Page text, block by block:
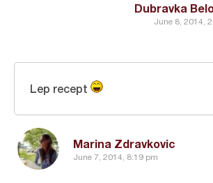
Dubravka
June 8, 2014,
Marina Zdravkovic
June 7, 2014, 8:19 pm
Lep recept